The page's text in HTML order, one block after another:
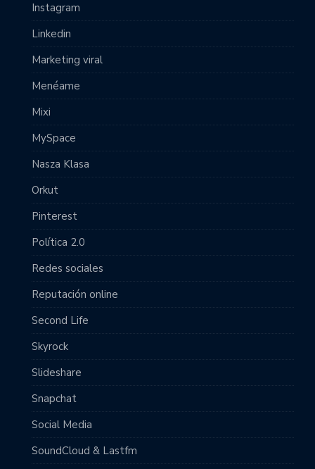
Instagram
Linkedin
Marketing viral
Menéame
Mixi
MySpace
Nasza Klasa
Orkut
Pinterest
Política 2.0
Redes sociales
Reputación online
Second Life
Skyrock
Slideshare
Snapchat
Social Media
SoundCloud & Lastfm